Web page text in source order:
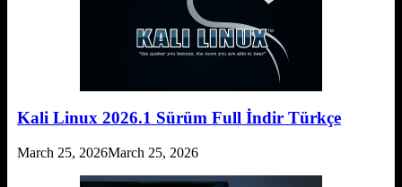
Kali Linux 2026.1 Sürüm Full İndir Türkçe
March 25, 2026March 25, 2026